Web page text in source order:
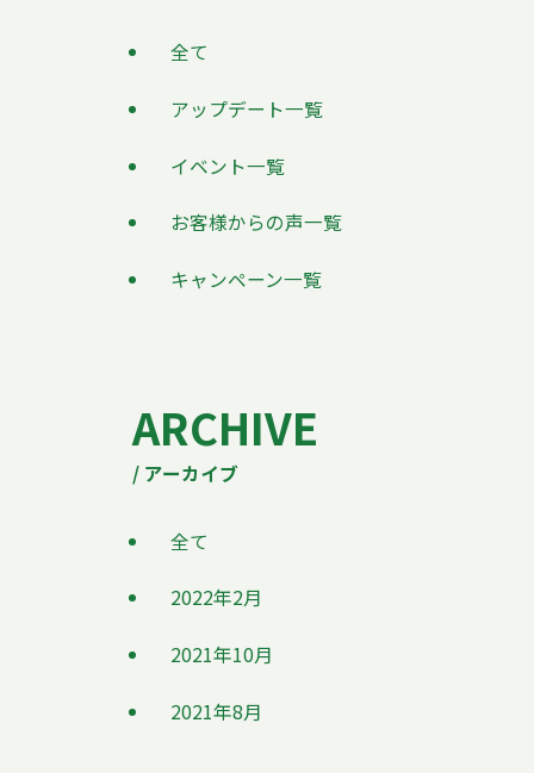
全て
アップデート一覧
イベント一覧
お客様からの声一覧
キャンペーン一覧
ARCHIVE
/ アーカイブ
全て
2022年2月
2021年10月
2021年8月